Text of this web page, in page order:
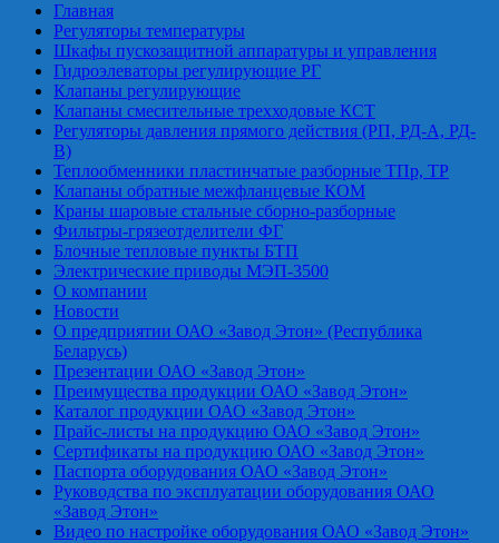
Главная
Регуляторы температуры
Шкафы пускозащитной аппаратуры и управления
Гидроэлеваторы регулирующие РГ
Клапаны регулирующие
Клапаны смесительные трехходовые КСТ
Регуляторы давления прямого действия (РП, РД-А, РД-
В)
Теплообменники пластинчатые разборные ТПр, ТР
Клапаны обратные межфланцевые КОМ
Краны шаровые стальные сборно-разборные
Фильтры-грязеотделители ФГ
Блочные тепловые пункты БТП
Электрические приводы МЭП-3500
О компании
Новости
О предприятии ОАО «Завод Этон» (Республика
Беларусь)
Презентации ОАО «Завод Этон»
Преимущества продукции ОАО «Завод Этон»
Каталог продукции ОАО «Завод Этон»
Прайс-листы на продукцию ОАО «Завод Этон»
Сертификаты на продукцию ОАО «Завод Этон»
Паспорта оборудования ОАО «Завод Этон»
Руководства по эксплуатации оборудования ОАО
«Завод Этон»
Видео по настройке оборудования ОАО «Завод Этон»